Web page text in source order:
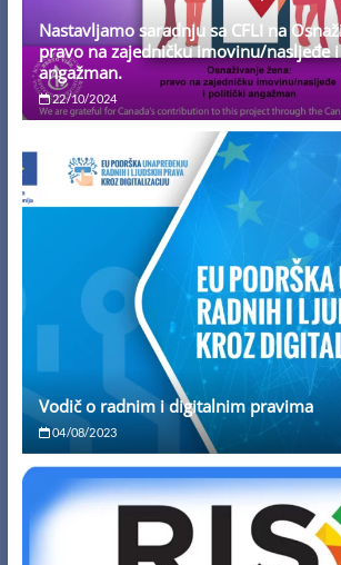
Nastavljamo saradnju sa CFLI na
pravo na zajedničku imovinu/nasljeđe
angažman.
22/10/2024
Vodič o radnim i digitalnim pravima
04/08/2023